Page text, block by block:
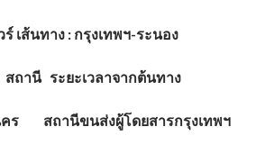
เส้นทาง : กรุงเทพฯ-ระนอง
านี ระยะเวลาจากต้นทาง
คร สถานีขนส่งผู้โดยสารกรุงเทพฯ